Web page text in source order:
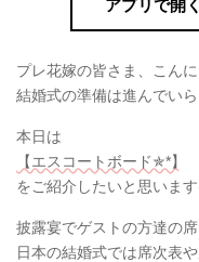
アプリで開く
プレ花嫁の皆さま、こんに
結婚式の準備は進んでい
本日は
【エスコートボード✯*】
をご紹介したいと思いま
披露宴でゲストの方達の席
日本の結婚式では席次表